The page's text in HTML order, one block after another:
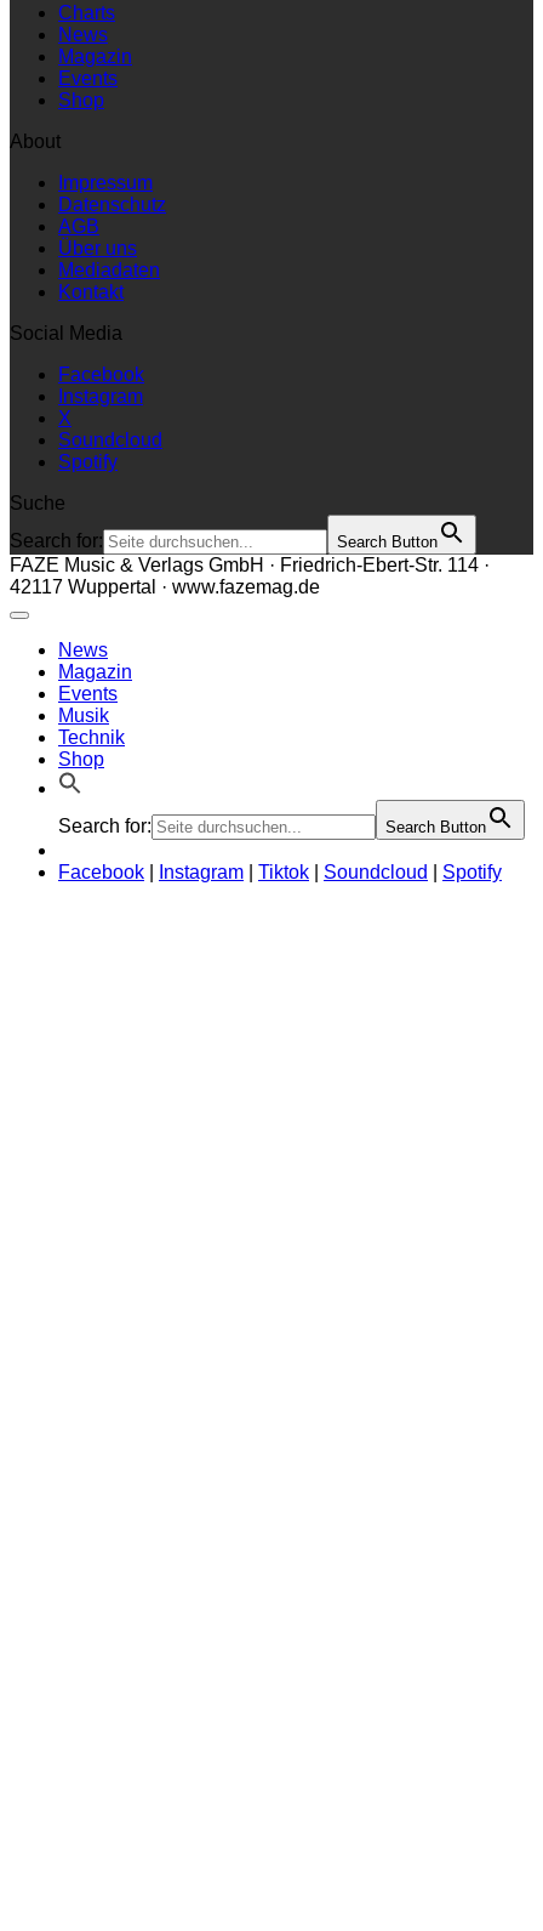
Charts
News
Magazin
Events
Shop
About
Impressum
Datenschutz
AGB
Über uns
Mediadaten
Kontakt
Social Media
Facebook
Instagram
X
Soundcloud
Spotify
Suche
Search for:
Search Button
FAZE Music & Verlags GmbH · Friedrich-Ebert-Str. 114 ·
42117 Wuppertal · www.fazemag.de
News
Magazin
Events
Musik
Technik
Shop
Search for: Search Button
Facebook Instagram Tiktok Soundcloud Spotify